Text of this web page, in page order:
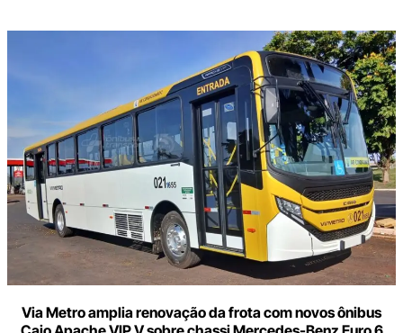
Via Metro amplia renovação da frota com novos ônibus